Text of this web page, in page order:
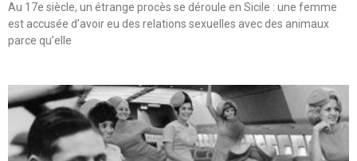
Au 17e siècle, un étrange procès se déroule en Sicile : une femme
est accusée d’avoir eu des relations sexuelles avec des animaux
parce qu’elle